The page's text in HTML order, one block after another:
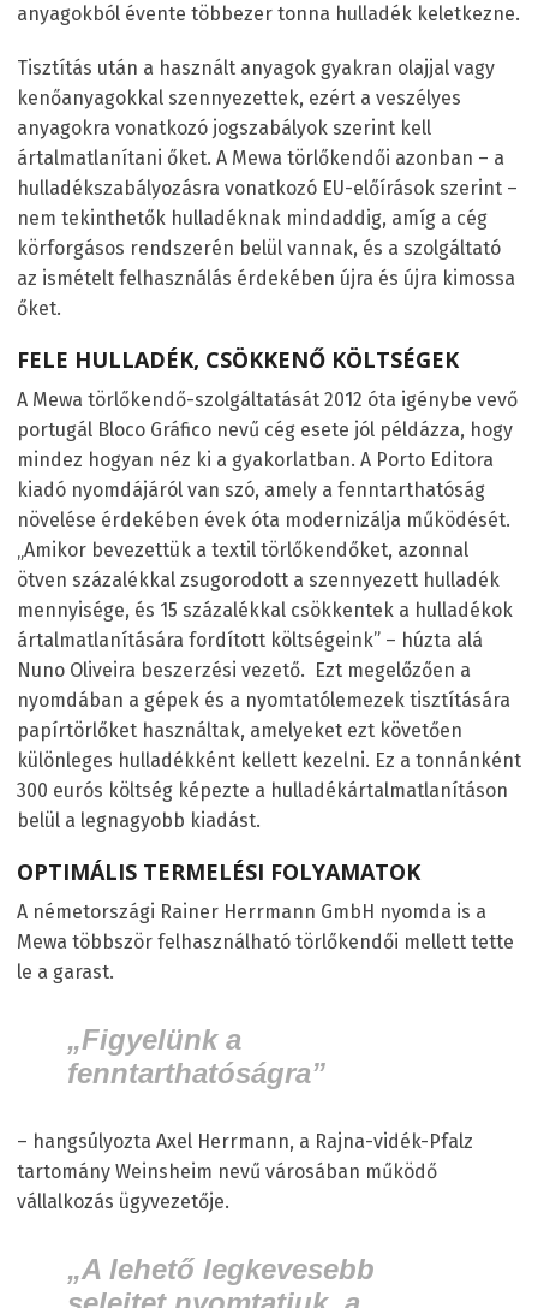
anyagokból évente többezer tonna hulladék keletkezne.
Tisztítás után a használt anyagok gyakran olajjal vagy
kenőanyagokkal szennyezettek, ezért a veszélyes
anyagokra vonatkozó jogszabályok szerint kell
ártalmatlanítani őket. A Mewa törlőkendői azonban – a
hulladékszabályozásra vonatkozó EU-előírások szerint –
nem tekinthetők hulladéknak mindaddig, amíg a cég
körforgásos rendszerén belül vannak, és a szolgáltató
az ismételt felhasználás érdekében újra és újra kimossa
őket.
FELE HULLADÉK, CSÖKKENŐ KÖLTSÉGEK
A Mewa törlőkendő-szolgáltatását 2012 óta igénybe vevő
portugál Bloco Gráfico nevű cég esete jól példázza, hogy
mindez hogyan néz ki a gyakorlatban. A Porto Editora
kiadó nyomdájáról van szó, amely a fenntarthatóság
növelése érdekében évek óta modernizálja működését.
„Amikor bevezettük a textil törlőkendőket, azonnal
ötven százalékkal zsugorodott a szennyezett hulladék
mennyisége, és 15 százalékkal csökkentek a hulladékok
ártalmatlanítására fordított költségeink” – húzta alá
Nuno Oliveira beszerzési vezető. Ezt megelőzően a
nyomdában a gépek és a nyomtatólemezek tisztítására
papírtörlőket használtak, amelyeket ezt követően
különleges hulladékként kellett kezelni. Ez a tonnánként
300 eurós költség képezte a hulladékártalmatlanításon
belül a legnagyobb kiadást.
OPTIMÁLIS TERMELÉSI FOLYAMATOK
A németországi Rainer Herrmann GmbH nyomda is a
Mewa többször felhasználható törlőkendői mellett tette
le a garast.
„Figyelünk a
fenntarthatóságra”
– hangsúlyozta Axel Herrmann, a Rajna-vidék-Pfalz
tartomány Weinsheim nevű városában működő
vállalkozás ügyvezetője.
„A lehető legkevesebb